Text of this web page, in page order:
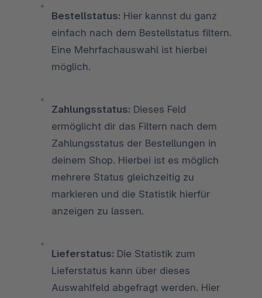
Bestellstatus: Hier kannst du ganz
einfach nach dem Bestellstatus filtern.
Eine Mehrfachauswahl ist hierbei
möglich.
Zahlungsstatus: Dieses Feld
ermöglicht dir das Filtern nach dem
Zahlungsstatus der Bestellungen in
deinem Shop. Hierbei ist es möglich
mehrere Status gleichzeitig zu
markieren und die Statistik hierfür
anzeigen zu lassen.
Lieferstatus: Die Statistik zum
Lieferstatus kann über dieses
Auswahlfeld abgefragt werden. Hier